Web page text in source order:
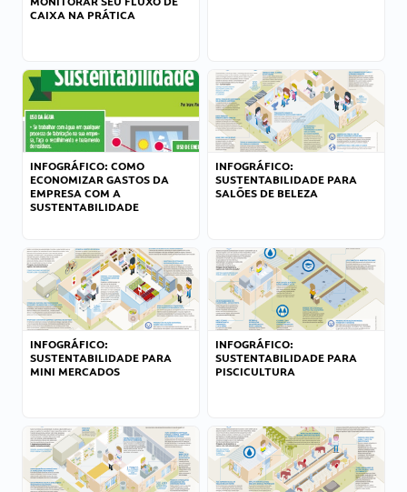
CAIXA NA PRÁTICA
INFOGRÁFICO: COMO
ECONOMIZAR GASTOS DA
EMPRESA COM A
SUSTENTABILIDADE
INFOGRÁFICO:
SUSTENTABILIDADE PARA
SALÕES DE BELEZA
INFOGRÁFICO:
SUSTENTABILIDADE PARA
MINI MERCADOS
INFOGRÁFICO:
SUSTENTABILIDADE PARA
PISCICULTURA